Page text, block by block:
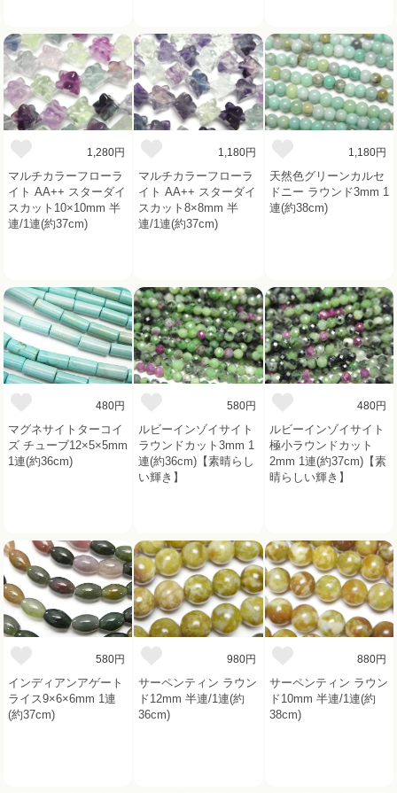
1,280円
マルチカラーフローラ
イト AA++ スターダイ
スカット10×10mm 半
連/1連(約37cm)
1,180円
マルチカラーフローラ
イト AA++ スターダイ
スカット8×8mm 半
連/1連(約37cm)
1,180円
天然色グリーンカルセ
ドニー ラウンド3mm 1
連(約38cm)
480円
マグネサイトターコイ
ズ チューブ12×5×5mm
1連(約36cm)
580円
ルビーインゾイサイト
ラウンドカット3mm 1
連(約36cm)【素晴らし
い輝き】
480円
ルビーインゾイサイト
極小ラウンドカット
2mm 1連(約37cm)【素
晴らしい輝き】
580円
インディアンアゲート
ライス9×6×6mm 1連
(約37cm)
980円
サーペンティン ラウン
ド12mm 半連/1連(約
36cm)
880円
サーペンティン ラウン
ド10mm 半連/1連(約
38cm)